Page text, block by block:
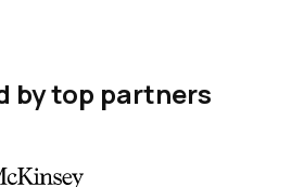
by top partners